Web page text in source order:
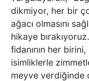
dikmiyor, her bir
ağacı olmasını
hikaye
fidanının her birini,
isimliklerle
meyve verdiğinde